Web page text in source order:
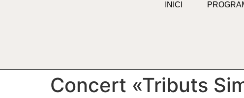
INICI
Concert «Tributs